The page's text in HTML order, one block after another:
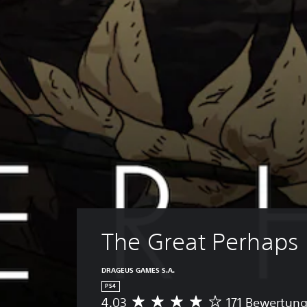
The Great Perhaps
DRAGEUS GAMES S.A.
PS4
D
4.03 171